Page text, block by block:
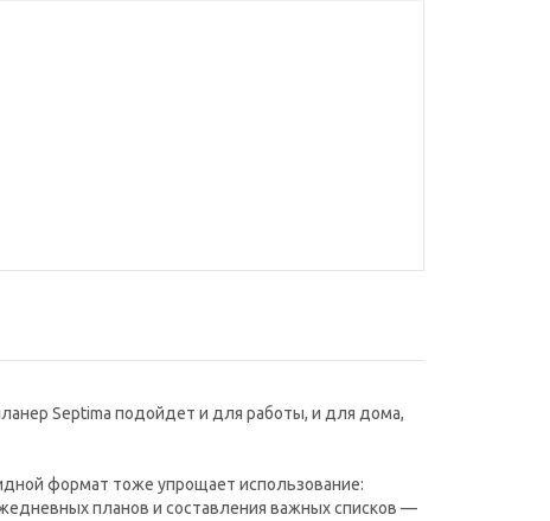
Septima подойдет и для работы, и для дома,
формат тоже упрощает использование:
планов и составления важных списков —